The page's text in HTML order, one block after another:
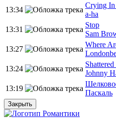
13:34
Crying In
a-ha
13:31
Stop
Sam
13:27
Where
13:24
Johnny
13:19
Паскаль
Закрыть